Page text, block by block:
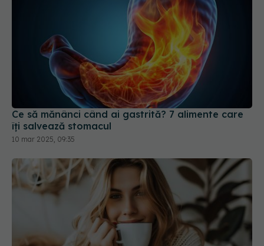
Ce să mănânci când ai gastrită? 7 alimente care
îți salvează stomacul
10 mar 2025, 09:35